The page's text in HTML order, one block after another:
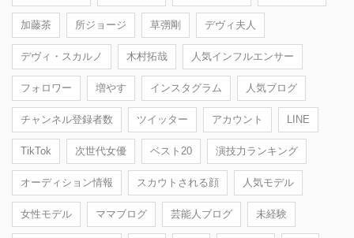
加藤茶 所ジョージ 草彅剛 デヴィ夫人
デヴィ・スカルノ 木村拓哉 人気インフルエンサー
フォロワー 増やす インスタグラム 人気ブログ
チャンネル登録者数 ツイッター アカウント LINE
TikTok 次世代女優 ベスト20 演技力ランキング
オーディション情報 スカウトされる顔 人気モデル
女性モデル ママブログ 芸能人ブログ 未経験